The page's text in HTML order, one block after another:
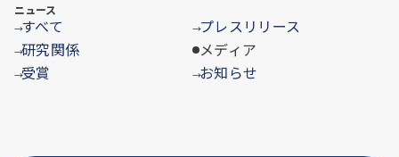
ニュース
→すべて →プレスリリース
→研究関係 メディア
→受賞 →お知らせ